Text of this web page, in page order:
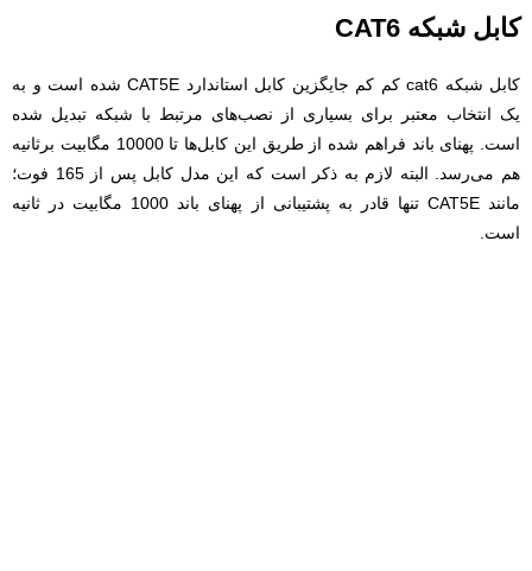
کابل شبکه CAT6
کابل شبکه cat6 کم کم جایگزین کابل استاندارد CAT5E شده است و به
یک انتخاب معتبر برای بسیاری از نصب‌های مرتبط با شبکه تبدیل شده
است. پهنای باند فراهم شده از طریق این کابل‌ها تا 10000 مگابیت برثانیه
هم می‌رسد. البته لازم به ذکر است که این مدل کابل پس از 165 فوت؛
مانند CAT5E تنها قادر به پشتیبانی از پهنای باند 1000 مگابیت در ثانیه
است.